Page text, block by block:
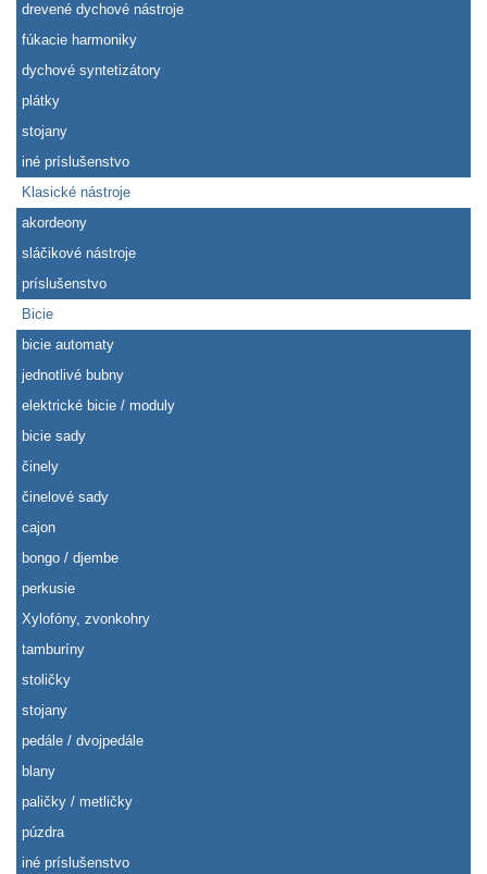
drevené dychové nástroje
fúkacie harmoniky
dychové syntetizátory
plátky
stojany
iné príslušenstvo
Klasické nástroje
akordeony
sláčikové nástroje
príslušenstvo
Bicie
bicie automaty
jednotlivé bubny
elektrické bicie / moduly
bicie sady
činely
činelové sady
cajon
bongo / djembe
perkusie
Xylofóny, zvonkohry
tamburíny
stoličky
stojany
pedále / dvojpedále
blany
paličky / metličky
púzdra
iné príslušenstvo